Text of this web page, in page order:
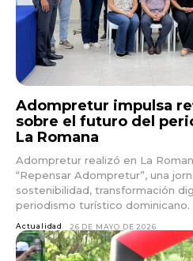
Adompretur impulsa
sobre el futuro del
La Romana
Adompretur realizó en La
“Repensar Adompretur”, una
sostenibilidad, transformación
periodismo turístico dominicano.
Actualidad 26 DE MAYO DE 2026